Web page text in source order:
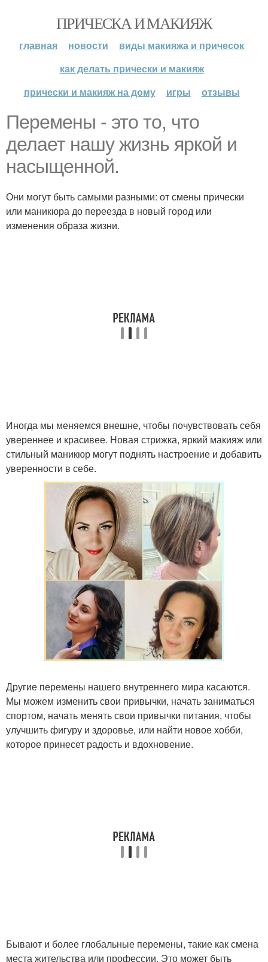
ПРИЧЕСКА И МАКИЯЖ
главная новости
виды макияжа и причесок
как делать прически и макияж
прически и макияж на дому
игры отзывы
Перемены - это то, что
делает нашу жизнь яркой и
насыщенной.
Они могут быть самыми разными: от смены прически
или маникюра до переезда в новый город или
изменения образа жизни.
Иногда мы меняемся внешне, чтобы почувствовать себя
увереннее и красивее. Новая стрижка, яркий макияж или
стильный маникюр могут поднять настроение и добавить
уверенности в себе.
Другие перемены нашего внутреннего мира касаются.
Мы можем изменить свои привычки, начать заниматься
спортом, начать менять свои привычки питания, чтобы
улучшить фигуру и здоровье, или найти новое хобби,
которое принесет радость и вдохновение.
Бывают и более глобальные перемены, такие как смена
места жительства или профессии. Это может быть